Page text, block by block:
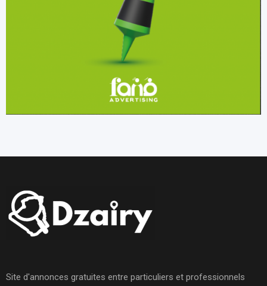
Site d'annonces gratuites entre particuliers et professionnels